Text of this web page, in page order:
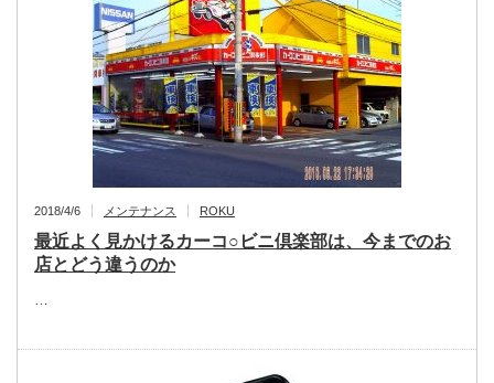
2018/4/6 メンテナンス ROKU
最近よく見かけるカーコ○ビニ倶楽部は、今までのお
店とどう違うのか